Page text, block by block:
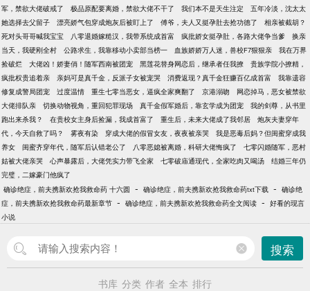
军，禁欲大佬破戒了
极品原配要离婚，禁欲大佬不干了 我们本不是天生注定
五年冷淡，沈太太
她选择去父留子
漂亮娇气包穿成炮灰后被盯上了 傅爷，夫人又挺孕肚去抢功德了
相亲被截胡？
死对头哥哥喊我宝宝
八零退婚嫁糙汉，我带系统成首富 疯批娇女挺孕肚，各路大佬争当爹
换亲
当天，我硬刚全村
公路求生，我靠移动小卖部当榜一 血族娇娇万人迷，兽校F7狠狠亲
我在万界
捡破烂
大佬凶！娇妻俏！随军西南被团宠 黑莲花替身网恋后，继承者任我撩
贵族学院小撩精，
疯批权贵追着亲
亲妈可是真千金，反派子女被宠哭 消费返现？真千金狂赚百亿成首富
我靠遗容
修复成警局团宠
过度温情 重生七零当恶女，逼疯全家爽翻了 京港溺吻
网恋掉马，恶女被禁欲
大佬排队亲
切换动物视角，重回犯罪现场 真千金假军婚后，靠玄学成为团宠
我的剑尊，从书里
跑出来杀我？
在贵校女主身后捡漏，我成首富了 重生后，未来大佬成了我邻居
炮灰夫妻穿年
代，今天自救了吗？
雾夜有染 穿成大佬的假冒女友，夜夜被亲哭
我是恶毒后妈？但闺蜜穿成我
养女
闺蜜齐穿年代，随军后认错老公了 八零恶媳被离婚，科研大佬悔疯了
七零闪婚随军，恶村
姑被大佬亲哭
心声暴露后，大佬凭实力带飞全家 七零破庙通现代，全家吃肉又喝汤
结婚三年仍
完璧，二嫁豪门他疯了
确诊绝症，前夫携新欢抢我救命药 十六圆 - 确诊绝症，前夫携新欢抢我救命药txt下载 - 确诊绝
症，前夫携新欢抢我救命药最新章节 - 确诊绝症，前夫携新欢抢我救命药全文阅读 - 好看的现言
小说
搜索
书库 分类 作者 全本 排行